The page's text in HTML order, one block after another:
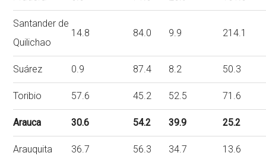
Santander de
Quilichao
14.8 84.0 9.9 214.1
Suárez 0.9 87.4 8.2 50.3
Toribio 57.6 45.2 52.5 71.6
Arauca 30.6 54.2 39.9 25.2
Arauquita 36.7 56.3 34.7 13.6